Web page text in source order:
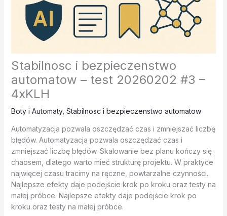
Stabilnosc i bezpieczenstwo
automatow – test 20260202 #3 –
4xKLH
Boty i Automaty, Stabilnosc i bezpieczenstwo automatow
Automatyzacja pozwala oszczędzać czas i zmniejszać liczbę
błędów. Automatyzacja pozwala oszczędzać czas i
zmniejszać liczbę błędów. Skalowanie bez planu kończy się
chaosem, dlatego warto mieć strukturę projektu. W praktyce
najwięcej czasu tracimy na ręczne, powtarzalne czynności.
Najlepsze efekty daje podejście krok po kroku oraz testy na
małej próbce. Najlepsze efekty daje podejście krok po
kroku oraz testy na małej próbce.